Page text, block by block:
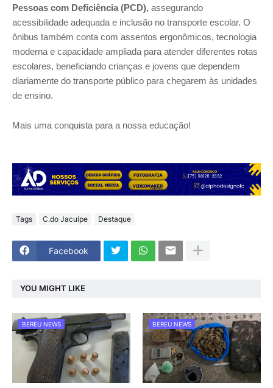
Pessoas com Deficiência (PCD), assegurando
acessibilidade adequada e inclusão no transporte escolar. O
ônibus também conta com assentos ergonômicos, tecnologia
moderna e capacidade ampliada para atender diferentes rotas
escolares, beneficiando crianças e jovens que dependem
diariamente do transporte público para chegarem às unidades
de ensino.
Mais uma conquista para a nossa educação!
Tags C.do Jacuípe Destaque
Facebook
YOU MIGHT LIKE
BEREU NEWS BEREU NEWS